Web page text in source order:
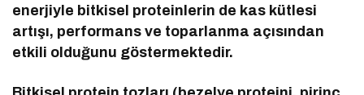
enerjiyle bitkisel proteinlerin de kas kütlesi
artışı, performans ve toparlanma açısından
etkili olduğunu göstermektedir.